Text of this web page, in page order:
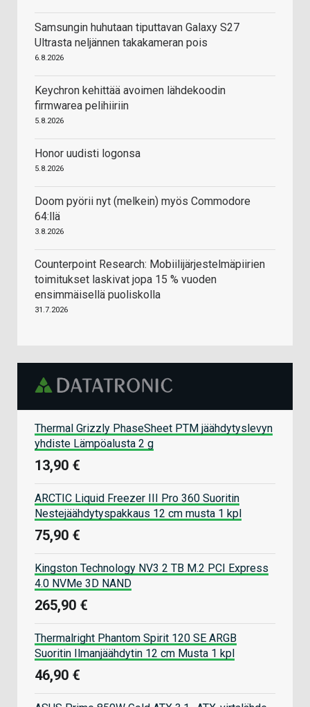
Samsungin huhutaan tiputtavan Galaxy S27
Ultrasta neljännen takakameran pois
6.8.2026
Keychron kehittää avoimen lähdekoodin
firmwarea pelihiiriin
5.8.2026
Honor uudisti logonsa
5.8.2026
Doom pyörii nyt (melkein) myös Commodore
64:llä
3.8.2026
Counterpoint Research: Mobiilijärjestelmäpiirien
toimitukset laskivat jopa 15 % vuoden
ensimmäisellä puoliskolla
31.7.2026
Thermal Grizzly PhaseSheet PTM jäähdytyslevyn
yhdiste Lämpöalusta 2 g
13,90 €
ARCTIC Liquid Freezer III Pro 360 Suoritin
Nestejäähdytyspakkaus 12 cm musta 1 kpl
75,90 €
Kingston Technology NV3 2 TB M.2 PCI Express
4.0 NVMe 3D NAND
265,90 €
Thermalright Phantom Spirit 120 SE ARGB
Suoritin Ilmanjäähdytin 12 cm Musta 1 kpl
46,90 €